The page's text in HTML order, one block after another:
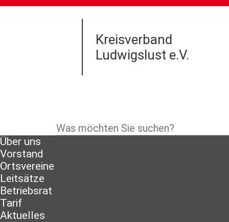
Kreisverband
Ludwigslust e.V.
Über uns
Vorstand
Ortsvereine
Leitsätze
Betriebsrat
Tarif
Aktuelles